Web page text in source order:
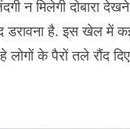
न मिलेगी दोबारा
है. इस खेल में
लोगों के पैरों तले रौंद